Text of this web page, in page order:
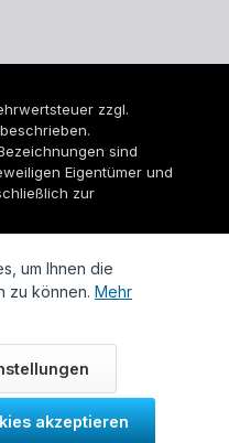
zzgl.
sind
Eigentümer und
zur
Heizungs- und
um Ihnen die
zu können. Mehr
akzeptieren